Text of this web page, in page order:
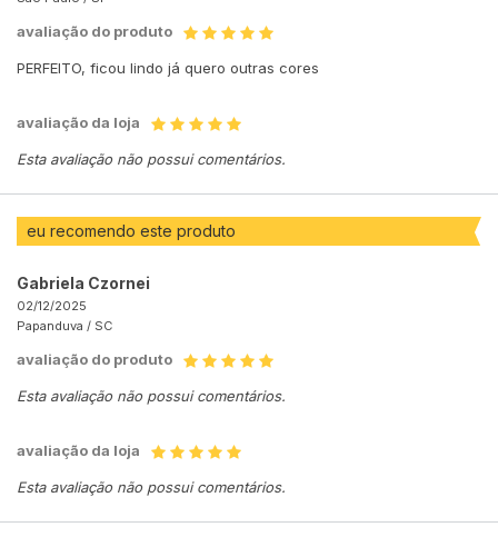
avaliação do produto
PERFEITO, ficou lindo já quero outras cores
avaliação da loja
Esta avaliação não possui comentários.
eu recomendo este produto
Gabriela Czornei
02/12/2025
Papanduva / SC
avaliação do produto
Esta avaliação não possui comentários.
avaliação da loja
Esta avaliação não possui comentários.